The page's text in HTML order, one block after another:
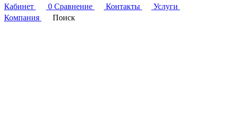
Кабинет
0 Сравнение Контакты
Услуги
Компания
Поиск